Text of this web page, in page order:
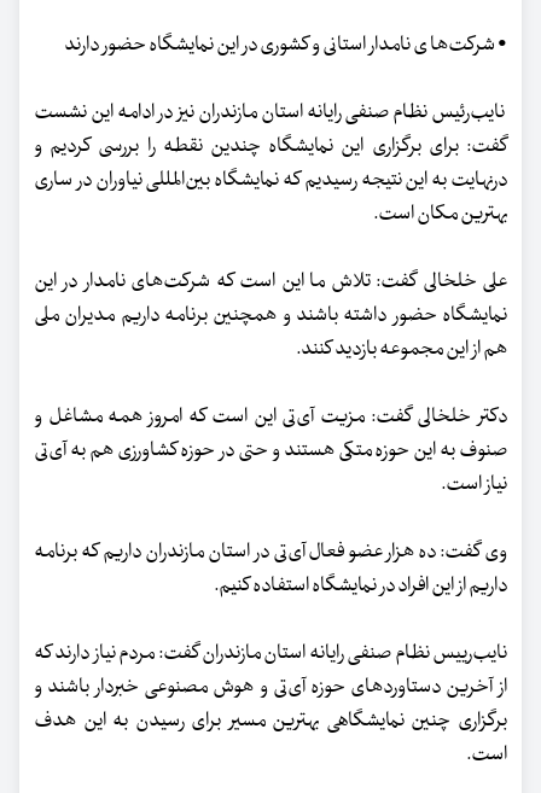
• شرکت‌ها ی نامدار استانی و کشوری در این نمایشگاه حضور دارند
نایب‌رئیس نظام صنفی رایانه استان مازندران نیز در ادامه این نشست
گفت: برای برگزاری این نمایشگاه چندین نقطه را بررسی کردیم و
درنهایت به این نتیجه رسیدیم که نمایشگاه بین‌المللی نیاوران در ساری
بهترین مکان است.
علی خلخالی گفت: تلاش ما این است که شرکت‌های نامدار در این
نمایشگاه حضور داشته باشند و همچنین برنامه داریم مدیران ملی
هم از این مجموعه بازدید کنند.
دکتر خلخالی گفت: مزیت آی‌تی این است که امروز همه مشاغل و
صنوف به این حوزه متکی هستند و حتی در حوزه کشاورزی هم به آی‌تی
نیاز است.
وی گفت: ده هزار عضو فعال آی‌تی در استان مازندران داریم که برنامه
داریم از این افراد در نمایشگاه استفاده کنیم.
نایب‌رییس نظام صنفی رایانه استان مازندران گفت: مردم نیاز دارند که
از آخرین دستاوردهای حوزه آی‌تی و هوش مصنوعی خبردار باشند و
برگزاری چنین نمایشگاهی بهترین مسیر برای رسیدن به این هدف
است.